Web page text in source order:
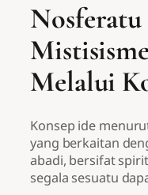
Nosferatu
Melalui
Konsep ide
yang berkaitan
abadi, bersifat
segala sesuatu